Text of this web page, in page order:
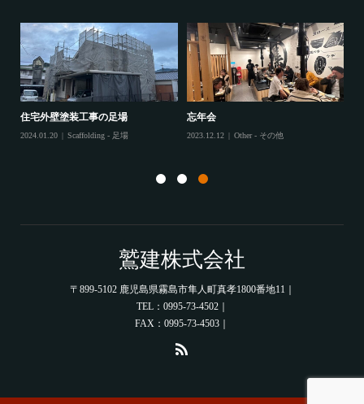
住宅外壁塗装工事の足場
2024.01.20 Scaffolding - 足場
忘年会
2023.12.12 Other - その他
鷲建株式会社
〒899-5102 鹿児島県霧島市隼人町真孝1800番地11｜
TEL：0995-73-4502｜
FAX：0995-73-4503｜